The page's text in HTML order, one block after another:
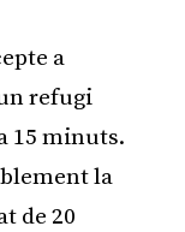
a
refugi
15 minuts.
la
de 20